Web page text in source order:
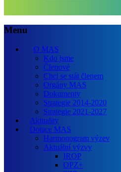
Menu
O MAS
Kdo jsme
Členové
Chci se stát členem
Orgány MAS
Dokumenty
Strategie 2014-2020
Strategie 2021-2027
Aktuality
Dotace MAS
Harmonogram výzev
Aktuální výzvy
IROP
OPZ+